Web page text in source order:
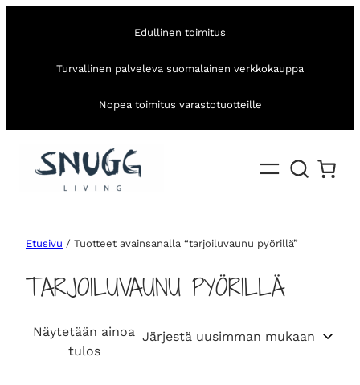
Edullinen toimitus
Turvallinen palveleva suomalainen verkkokauppa
Nopea toimitus varastotuotteille
Etusivu / Tuotteet avainsanalla “tarjoiluvaunu pyörillä”
TARJOILUVAUNU PYÖRILLÄ
Näytetään ainoa
tulos